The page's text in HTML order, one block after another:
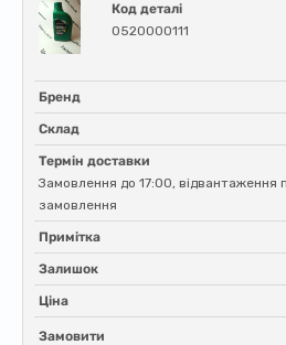
Код деталі
0520000111
Бренд
Склад
Термін доставки
Замовлення до 17:00, відвантаження
замовлення
Примітка
Залишок
Ціна
Замовити